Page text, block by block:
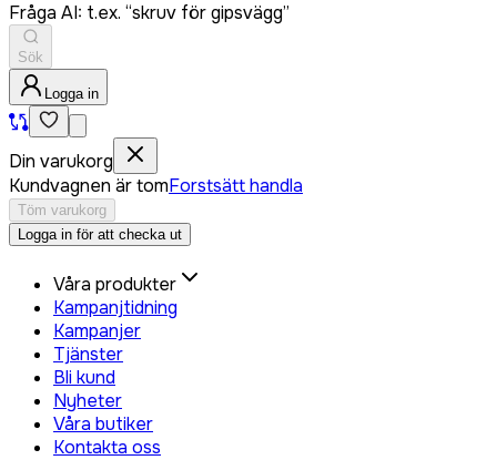
Fråga AI: t.ex. “skruv för gipsvägg”
Sök
Logga in
Din varukorg
Kundvagnen är tomForstsätt handla
Töm varukorg
Logga in för att checka ut
Våra produkter
Kampanjtidning
Kampanjer
Tjänster
Bli kund
Nyheter
Våra butiker
Kontakta oss